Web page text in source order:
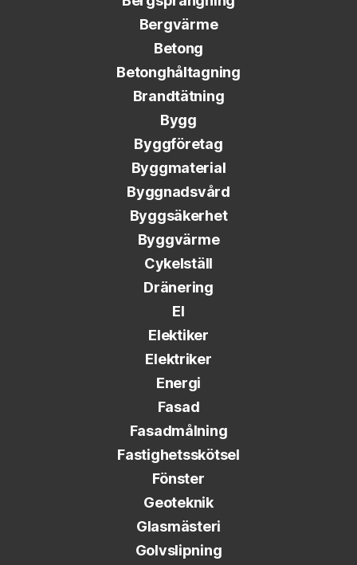
Bergvärme
Betong
Betonghåltagning
Brandtätning
Bygg
Byggföretag
Byggmaterial
Byggnadsvård
Byggsäkerhet
Byggvärme
Cykelställ
Dränering
El
Elektiker
Elektriker
Energi
Fasad
Fasadmålning
Fastighetsskötsel
Fönster
Geoteknik
Glasmästeri
Golvslipning